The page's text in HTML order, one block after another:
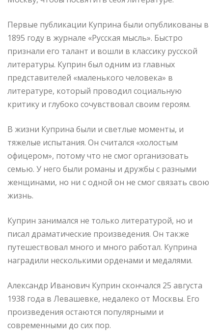
Первые публикации Куприна были опубликованы в
1895 году в журнале «Русская мысль». Быстро
признали его талант и вошли в классику русской
литературы. Куприн был одним из главных
представителей «маленького человека» в
литературе, который проводил социальную
критику и глубоко сочувствовал своим героям.
В жизни Куприна были и светлые моменты, и
тяжелые испытания. Он считался «холостым
офицером», потому что не смог организовать
семью. У него были романы и дружбы с разными
женщинами, но ни с одной он не смог связать свою
жизнь.
Куприн занимался не только литературой, но и
писал драматические произведения. Он также
путешествовал много и много работал. Куприна
наградили несколькими орденами и медалями.
Александр Иванович Куприн скончался 25 августа
1938 года в Левашевке, недалеко от Москвы. Его
произведения остаются популярными и
современными до сих пор.